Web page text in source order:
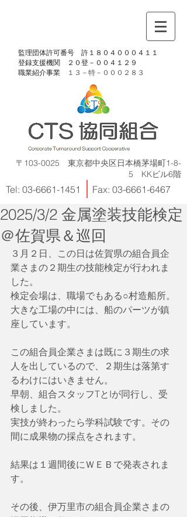
​監理団体許可番号 許１８０４０００４１１
​登録支援機関 ２０登－００４１２９
​職業紹介事業
１３－特－ ０００２８３
〒103-0025 東京都中央区日本橋茅場町1-8-
5 KKビル6階
Tel: 03-6661-1451 Fax: 03-6661-6467
2025/3/2 金属塗装技能検定
＠佐賀県＆巡回
３月２日、この日は佐賀県の組合員企
業さまの２期生の技能検定が行われま
した。
検定会場は、職場でもある○村造船所。
大きな工場の中には、船のパーツが鎮
座しています。
この組合員企業さまは既に３期生の求
人を出しているので、２期生は落第す
るわけにはいきません。
早朝、組合スタッフTとIが同行し、受
検しました。
実技が終わったら学科試験です。その
間に成果物の採点をされます。
結果は１週間後にＷＥＢで発表されま
す。
その後、伊万里市の組合員企業さまの